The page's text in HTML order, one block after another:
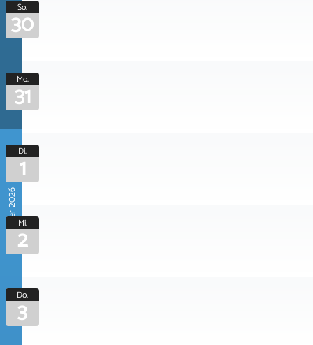
So.
30
Mo.
31
September 2026
Di.
1
Mi.
2
Do.
3